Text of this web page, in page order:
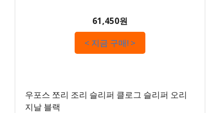
61,450원
< 지금 구매! >
우포스 쪼리 조리 슬리퍼 클로그 슬리퍼 오리
지날 블랙